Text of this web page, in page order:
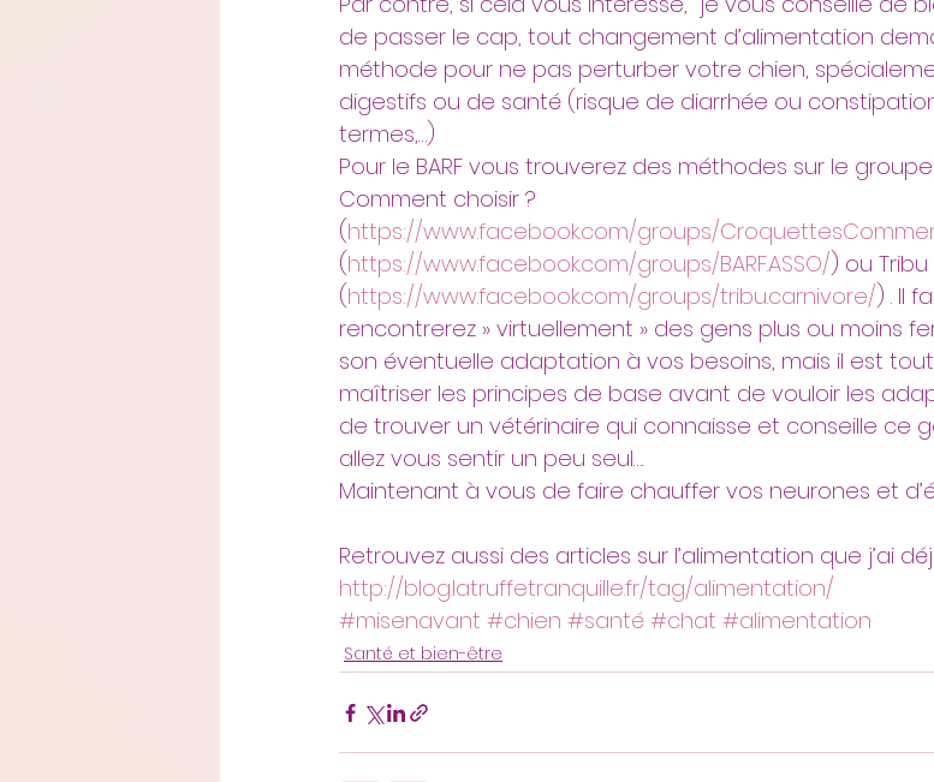
de passer le cap, tout changement d’alimentation
méthode pour ne pas perturber votre chien,
digestifs ou de santé (risque de diarrhée ou
termes,…)
Pour le BARF vous trouverez des méthodes sur le
Comment choisir ?
(https://www.facebook.com/groups/
(https://www.facebook.com/groups/BARF.ASSO/) ou
(https://www.facebook.com/groups/tribu.carnivore/) . Il
rencontrerez » virtuellement » des gens plus ou moins
son éventuelle adaptation à vos besoins, mais il est
maîtriser les principes de base avant de vouloir les
de trouver un vétérinaire qui connaisse et conseille ce
allez vous sentir un peu seul….
Maintenant à vous de faire chauffer vos neurones et
Retrouvez aussi des articles sur l’alimentation que j’ai
http://blog.latruffetranquille.fr/tag/alimentation/
#misenavant #chien #santé #chat #alimentation
Santé et bien-être